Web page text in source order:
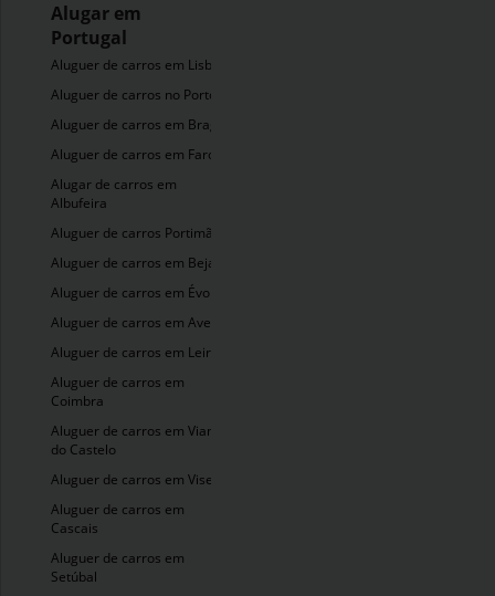
Alugar em
Portugal
Aluguer de carros em Lisboa
Aluguer de carros no Porto
Aluguer de carros em Braga
Aluguer de carros em Faro
Alugar de carros em
Albufeira
Aluguer de carros Portimão
Aluguer de carros em Beja
Aluguer de carros em Évora
Aluguer de carros em Aveiro
Aluguer de carros em Leiria
Aluguer de carros em
Coimbra
Aluguer de carros em Viana
do Castelo
Aluguer de carros em Viseu
Aluguer de carros em
Cascais
Aluguer de carros em
Setúbal